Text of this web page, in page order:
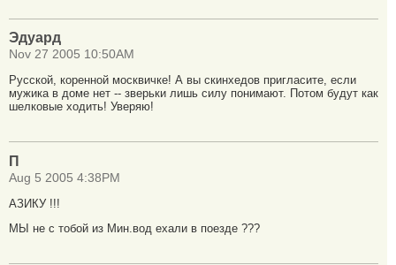
Эдуард
Nov 27 2005 10:50AM
Русской, коренной москвичке! А вы скинхедов пригласите, если
мужика в доме нет -- зверьки лишь силу понимают. Потом будут как
шелковые ходить! Уверяю!
П
Aug 5 2005 4:38PM
АЗИКУ !!!
МЫ не с тобой из Мин.вод ехали в поезде ???